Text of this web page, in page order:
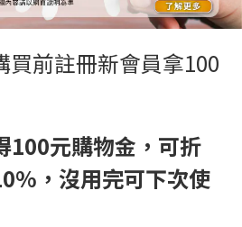
買前註冊新會員拿100
100元購物金，可折
，沒用完可下次使